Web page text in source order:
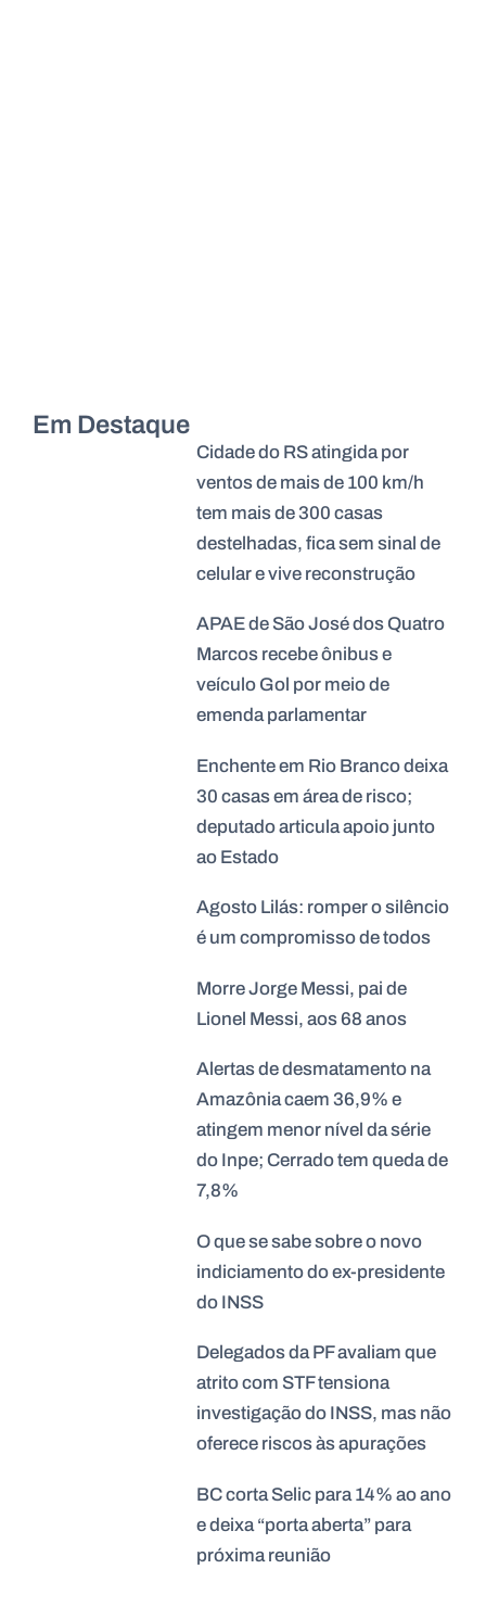
Em Destaque
Cidade do RS atingida por
ventos de mais de 100 km/h
tem mais de 300 casas
destelhadas, fica sem sinal de
celular e vive reconstrução
APAE de São José dos Quatro
Marcos recebe ônibus e
veículo Gol por meio de
emenda parlamentar
Enchente em Rio Branco deixa
30 casas em área de risco;
deputado articula apoio junto
ao Estado
Agosto Lilás: romper o silêncio
é um compromisso de todos
Morre Jorge Messi, pai de
Lionel Messi, aos 68 anos
Alertas de desmatamento na
Amazônia caem 36,9% e
atingem menor nível da série
do Inpe; Cerrado tem queda de
7,8%
O que se sabe sobre o novo
indiciamento do ex-presidente
do INSS
Delegados da PF avaliam que
atrito com STF tensiona
investigação do INSS, mas não
oferece riscos às apurações
BC corta Selic para 14% ao ano
e deixa “porta aberta” para
próxima reunião